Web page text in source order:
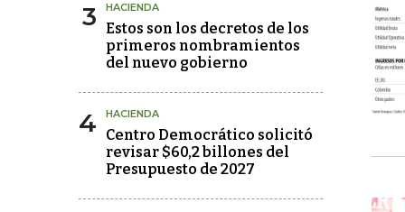
3 HACIENDA
Estos son los decretos de los
primeros nombramientos
del nuevo gobierno
4 HACIENDA
Centro Democrático solicitó
revisar $60,2 billones del
Presupuesto de 2027